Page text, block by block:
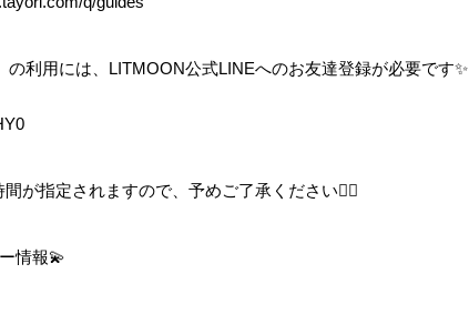
利用には、LITMOON公式LINEへのお友達登録が必要です✨
が指定されますので、予めご了承ください🙇‍♀️
情報💫